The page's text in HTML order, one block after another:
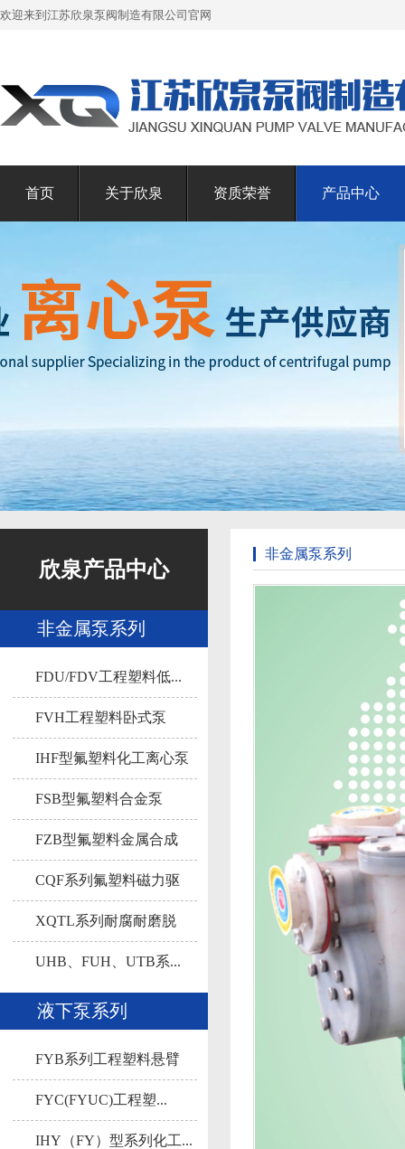
欢迎来到江苏欣泉泵阀制造有限公司官网
首页 关于欣泉 资质荣誉 产品中心
欣泉产品中心
非金属泵系列
FDU/FDV工程塑料低...
FVH工程塑料卧式泵
IHF型氟塑料化工离心泵
FSB型氟塑料合金泵
FZB型氟塑料金属合成
自...
CQF系列氟塑料磁力驱
动...
XQTL系列耐腐耐磨脱
硫...
UHB、FUH、UTB系...
液下泵系列
FYB系列工程塑料悬臂
液...
FYC(FYUC)工程塑...
IHY（FY）型系列化工...
非金属泵系列